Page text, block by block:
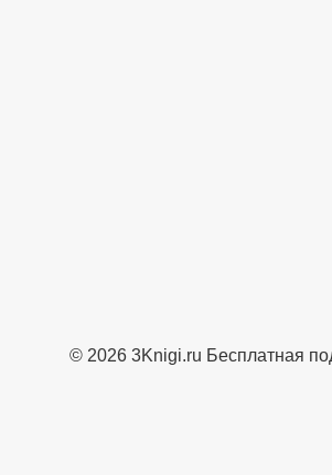
© 2026 3Knigi.ru Бесплатная